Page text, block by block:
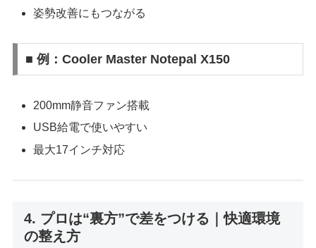
姿勢改善にもつながる
■ 例：Cooler Master Notepal X150
200mm静音ファン搭載
USB給電で使いやすい
最大17インチ対応
4. プロは“裏方”で差をつける｜快適環境
の整え方